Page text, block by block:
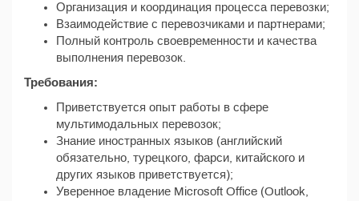
Организация и координация процесса перевозки;
Взаимодействие с перевозчиками и партнерами;
Полный контроль своевременности и качества
выполнения перевозок.
Требования:
Приветствуется опыт работы в сфере
мультимодальных перевозок;
Знание иностранных языков (английский
обязательно, турецкого, фарси, китайского и
других языков приветствуется);
Уверенное владение Microsoft Office (Outlook,